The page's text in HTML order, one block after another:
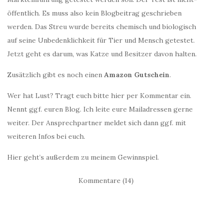
öffentlich. Es muss also kein Blogbeitrag geschrieben
werden. Das Streu wurde bereits chemisch und biologisch
auf seine Unbedenklichkeit für Tier und Mensch getestet.
Jetzt geht es darum, was Katze und Besitzer davon halten.
Zusätzlich gibt es noch einen Amazon Gutschein.
Wer hat Lust? Tragt euch bitte hier per Kommentar ein.
Nennt ggf. euren Blog. Ich leite eure Mailadressen gerne
weiter. Der Ansprechpartner meldet sich dann ggf. mit
weiteren Infos bei euch.
Hier geht’s außerdem zu meinem Gewinnspiel.
Kommentare (14)